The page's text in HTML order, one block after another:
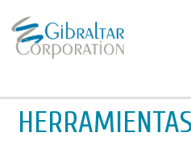
HERRAMIENTAS